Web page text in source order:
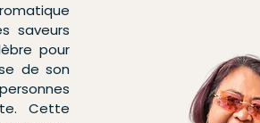
saveurs
pour
de son
Cette